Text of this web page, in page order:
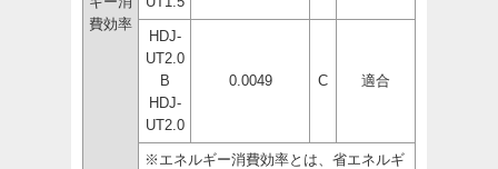
費効率
HDJ-
UT2.0
B
HDJ-
UT2.0
0.0049 C 適合
※エネルギー消費効率とは、省エネルギ